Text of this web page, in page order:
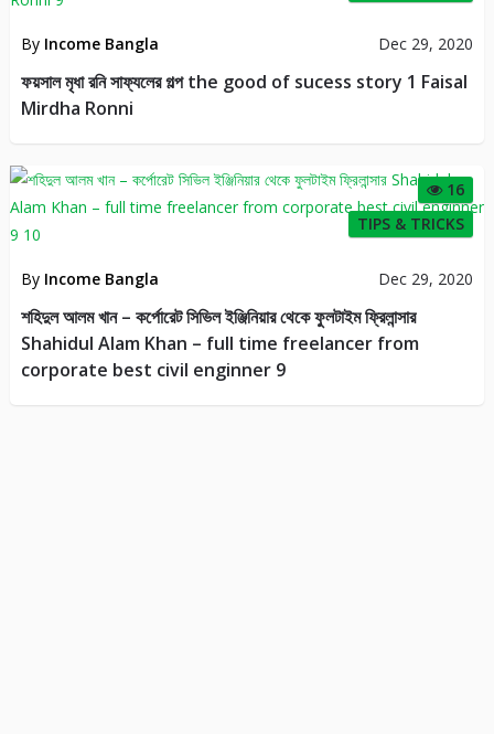
By Income Bangla Dec 29, 2020
ফয়সাল মৃধা রনি সাফ্যলের গল্প the good of sucess story 1 Faisal
Mirdha Ronni
16
TIPS & TRICKS
By Income Bangla Dec 29, 2020
শহিদুল আলম খান – কর্পোরেট সিভিল ইঞ্জিনিয়ার থেকে ফুলটাইম ফ্রিলান্সার
Shahidul Alam Khan – full time freelancer from
corporate best civil enginner 9